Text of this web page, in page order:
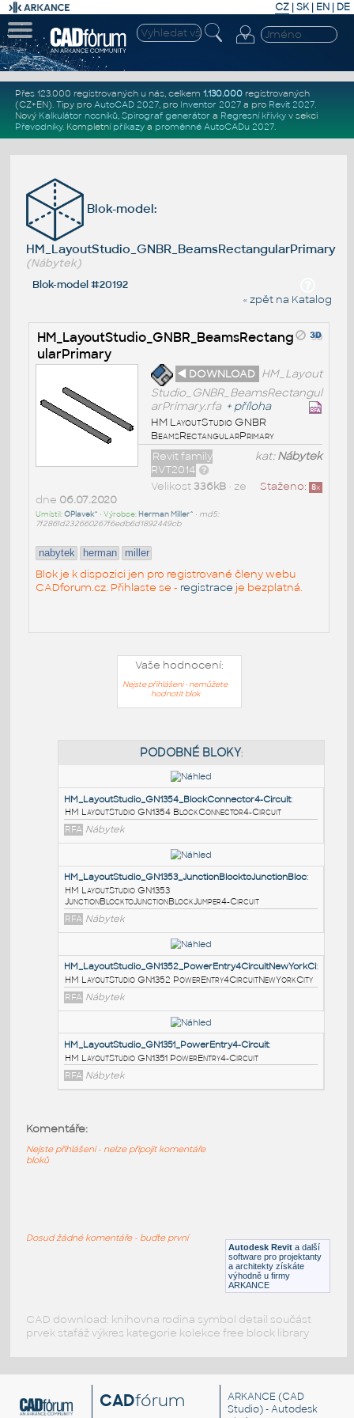
CZ | SK| EN | DE
Přes 123.000 registrovaných u nás, celkem 1.130.000registrovaných
(CZ+EN). Tipy pro AutoCAD 2027, pro Inventor 2027a pro Revit 2027.
Nový Kalkulátor nosníků, Spirograf generátor a Regresní křivkyv sekci
Převodníky. Kompletní příkazya proměnné AutoCADu 2027.
Blok-model:
HM_LayoutStudio_GNBR_BeamsRectangularPrimary
(Nábytek)
Blok-model #20192
« zpět na Katalog
HM_LayoutStudio_GNBR_BeamsRectang
ularPrimary
◄ DOWNLOAD HM_Layout
Studio_GNBR_BeamsRectangul
arPrimary.rfa + příloha
HM LayoutStudio GNBR
BeamsRectangularPrimary
kat:Nábytek
Revit family
RVT2014
Staženo: 8x
Velikost336kB• ze
dne 06.07.2020
Umístil:OPlavek^ • Výrobce: Herman Miller^ • md5:
7f2861d232660267f6edb6d1892449cb
nabytek herman miller
Blok je k dispozici jen pro registrované členy webu
CADforum.cz. Přihlaste se - registrace je bezplatná.
Vaše hodnocení:
Nejste přihlášeni - nemůžete
hodnotit blok
PODOBNÉ BLOKY
HM_LayoutStudio_GN1354_BlockConnector4-Circuit
HM LayoutStudio GN1354 BlockConnector4-Circuit
RFA Nábytek
HM LayoutStudio GN1353
JunctionBlocktoJunctionBlockJumper4-Circuit
RFA Nábytek
HM LayoutStudio GN1352
HM LayoutStudio GN1351 PowerEntry4-Circuit
Autodesk Revit a další
software pro projektanty
a architekty získáte
výhodně u firmy
ARKANCE
Komentáře:
Nejste přihlášeni - nelze připojit komentáře
bloků
Dosud žádné komentáře - buďte první
CAD download: knihovna rodina symbol detail součást
prvek stafáž výkres kategorie kolekce free block library
CADfórum ARKANCE (CAD
Studio) - Autodesk